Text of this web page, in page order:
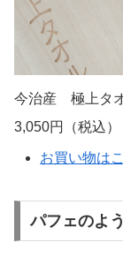
今治産 極上タ
3,050円（税込）
お買い物は
パフェのよ